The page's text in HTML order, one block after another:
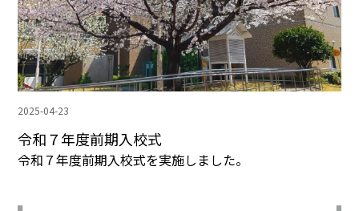
2025-04-23
令和７年度前期入校式
令和７年度前期入校式を実施しました。